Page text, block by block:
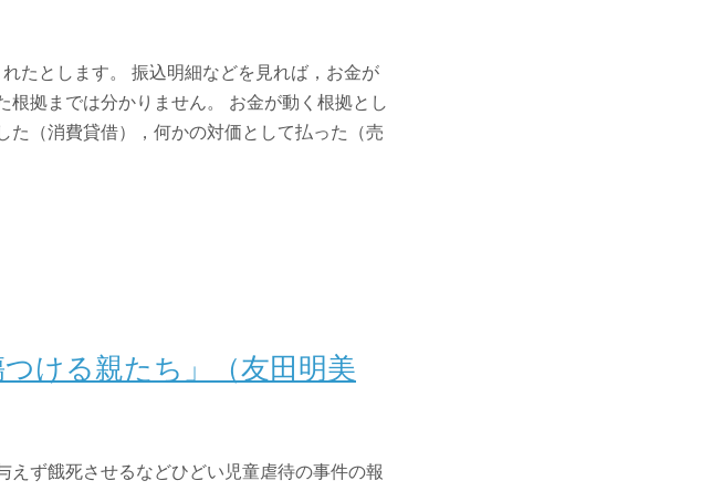
たとします。 振込明細などを見れば，お金が
拠までは分かりません。 お金が動く根拠とし
た（消費貸借），何かの対価として払った（売
ける親たち」（友田明美
ず餓死させるなどひどい児童虐待の事件の報